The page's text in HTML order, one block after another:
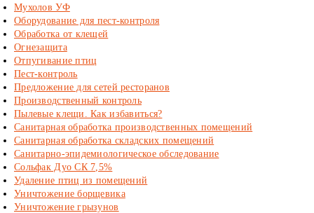
Мухолов УФ
Оборудование для пест-контроля
Обработка от клещей
Огнезащита
Отпугивание птиц
Пест-контроль
Предложение для сетей ресторанов
Производственный контроль
Пылевые клещи. Как избавиться?
Санитарная обработка производственных помещений
Санитарная обработка складских помещений
Санитарно-эпидемиологическое обследование
Сольфак Дуо СК 7,5%
Удаление птиц из помещений
Уничтожение борщевика
Уничтожение грызунов